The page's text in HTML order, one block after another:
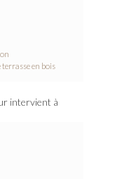
en bois
intervient à